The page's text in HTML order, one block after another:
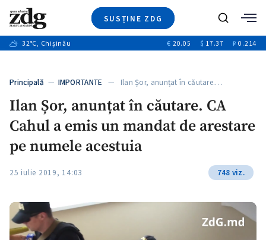
SUSȚINE ZDG
Ştiri
+11
Special
+1
Blog
Caută
32°C, Chișinău € 20.05 $ 17.37 ₽ 0.214
Principală — IMPORTANTE — Ilan Șor, anunțat în căutare.…
Ilan Șor, anunțat în căutare. CA
Cahul a emis un mandat de arestare
pe numele acestuia
25 iulie 2019, 14:03 748 viz.